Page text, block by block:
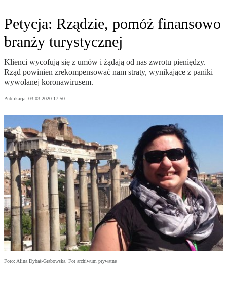
Petycja: Rządzie, pomóż finansowo
branży turystycznej
Klienci wycofują się z umów i żądają od nas zwrotu pieniędzy.
Rząd powinien zrekompensować nam straty, wynikające z paniki
wywołanej koronawirusem.
Publikacja: 03.03.2020 17:50
Foto: Alina Dybaś-Grabowska. Fot archiwum prywatne